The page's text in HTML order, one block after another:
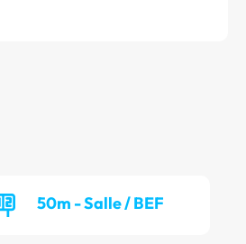
50m - Salle / BEF